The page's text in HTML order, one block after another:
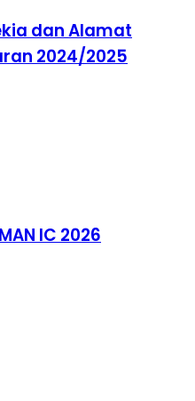
dan Alamat
2024/2025
IC 2026